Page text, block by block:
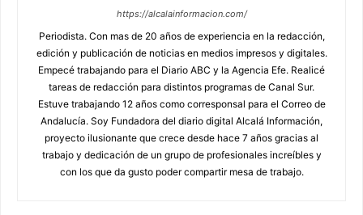
https://alcalainformacion.com/
Periodista. Con mas de 20 años de experiencia en la redacción,
edición y publicación de noticias en medios impresos y digitales.
Empecé trabajando para el Diario ABC y la Agencia Efe. Realicé
tareas de redacción para distintos programas de Canal Sur.
Estuve trabajando 12 años como corresponsal para el Correo de
Andalucía. Soy Fundadora del diario digital Alcalá Información,
proyecto ilusionante que crece desde hace 7 años gracias al
trabajo y dedicación de un grupo de profesionales increíbles y
con los que da gusto poder compartir mesa de trabajo.